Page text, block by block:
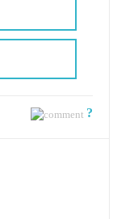
?